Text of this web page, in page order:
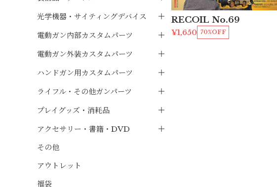
光学機器・サイティングデバイス
電動ガン内部カスタムパーツ
電動ガン外装カスタムパーツ
ハンドガン用カスタムパーツ
ライフル・その他ガンパーツ
プレイグッズ・消耗品
アクセサリー・書籍・DVD
その他
アウトレット
福袋
RECOIL No.69
¥1,650 70%OFF